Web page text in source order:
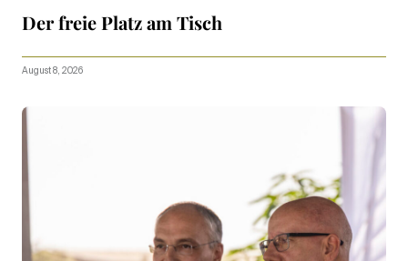
Der freie Platz am Tisch
August 8, 2026